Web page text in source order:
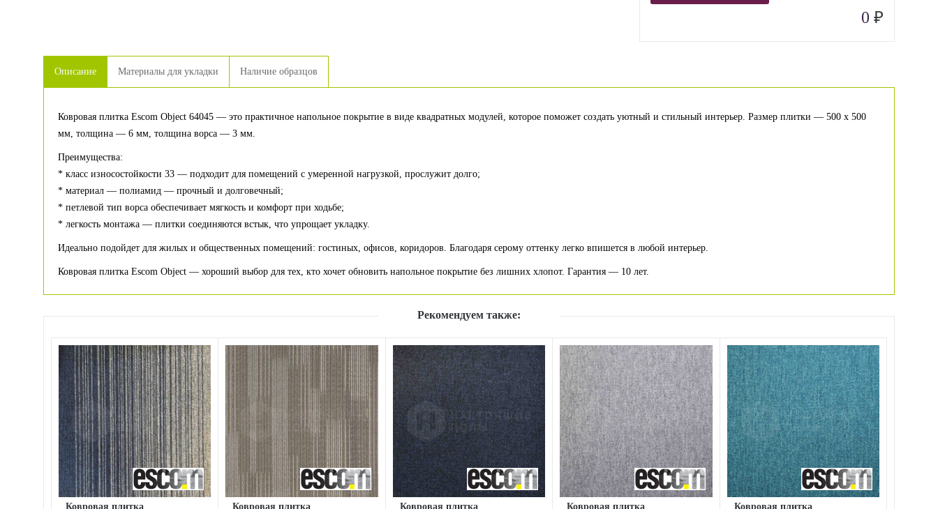
0 ₽
Описание Материалы для укладки Наличие образцов
Ковровая плитка Escom Object 64045 — это практичное напольное покрытие в виде квадратных модулей, которое поможет создать уютный и стильный интерьер. Размер плитки — 500 x 500
мм, толщина — 6 мм, толщина ворса — 3 мм.
Преимущества:
* класс износостойкости 33 — подходит для помещений с умеренной нагрузкой, прослужит долго;
* материал — полиамид — прочный и долговечный;
* петлевой тип ворса обеспечивает мягкость и комфорт при ходьбе;
* легкость монтажа — плитки соединяются встык, что упрощает укладку.
Идеально подойдет для жилых и общественных помещений: гостиных, офисов, коридоров. Благодаря серому оттенку легко впишется в любой интерьер.
Ковровая плитка Escom Object — хороший выбор для тех, кто хочет обновить напольное покрытие без лишних хлопот. Гарантия — 10 лет.
Рекомендуем также:
Ковровая плитка Ковровая плитка Ковровая плитка Ковровая плитка Ковровая плитка